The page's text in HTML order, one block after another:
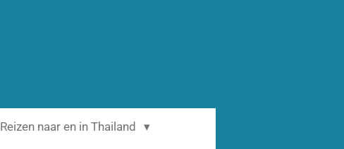
Reizen naar en in Thailand